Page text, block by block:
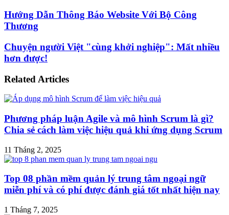
Hướng Dẫn Thông Báo Website Với Bộ Công
Thương
Chuyện người Việt "cùng khởi nghiệp": Mất nhiều
hơn được!
Related Articles
Phương pháp luận Agile và mô hình Scrum là gì?
Chia sẻ cách làm việc hiệu quả khi ứng dụng Scrum
11 Tháng 2, 2025
Top 08 phần mềm quản lý trung tâm ngoại ngữ
miễn phí và có phí được đánh giá tốt nhất hiện nay
1 Tháng 7, 2025